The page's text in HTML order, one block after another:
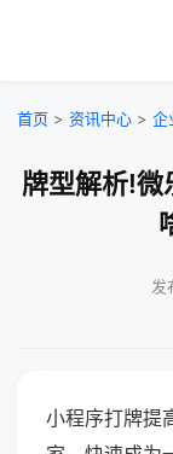
首页 > 资讯中心 > 企
牌型解析!微
发
小程序打牌提